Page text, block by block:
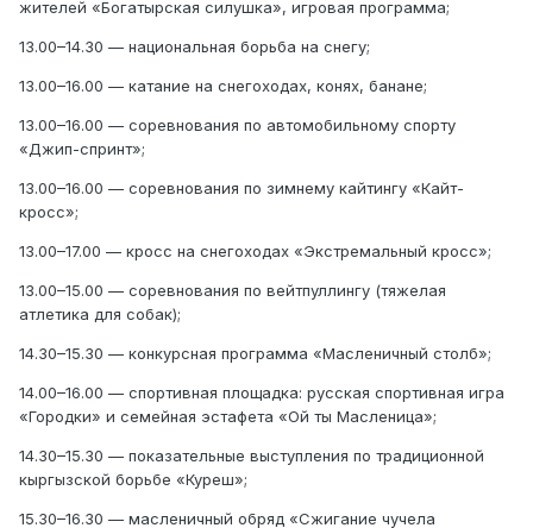
жителей «Богатырская силушка», игровая программа;
13.00–14.30 — национальная борьба на снегу;
13.00–16.00 — катание на снегоходах, конях, банане;
13.00–16.00 — соревнования по автомобильному спорту
«Джип-спринт»;
13.00–16.00 — соревнования по зимнему кайтингу «Кайт-
кросс»;
13.00–17.00 — кросс на снегоходах «Экстремальный кросс»;
13.00–15.00 — соревнования по вейтпуллингу (тяжелая
атлетика для собак);
14.30–15.30 — конкурсная программа «Масленичный столб»;
14.00–16.00 — спортивная площадка: русская спортивная игра
«Городки» и семейная эстафета «Ой ты Масленица»;
14.30–15.30 — показательные выступления по традиционной
кыргызской борьбе «Куреш»;
15.30–16.30 — масленичный обряд «Сжигание чучела